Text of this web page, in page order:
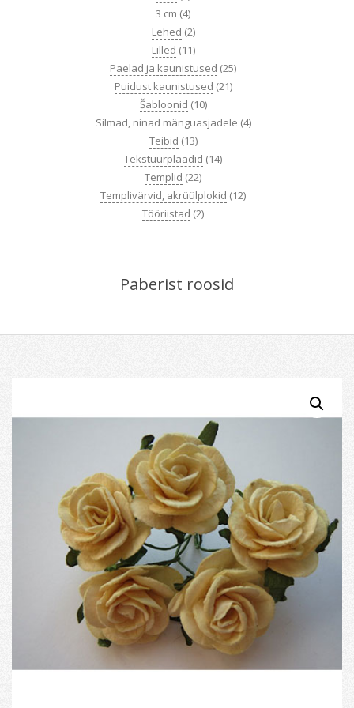
3 cm (4)
Lehed (2)
Lilled (11)
Paelad ja kaunistused (25)
Puidust kaunistused (21)
Šabloonid (10)
Silmad, ninad mänguasjadele (4)
Teibid (13)
Tekstuurplaadid (14)
Templid (22)
Templivärvid, akrüülplokid (12)
Tööriistad (2)
Paberist roosid